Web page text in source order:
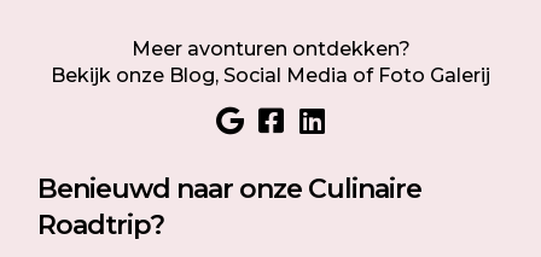
Meer avonturen ontdekken?
Bekijk onze Blog, Social Media of Foto Galerij
Benieuwd naar onze Culinaire
Roadtrip?